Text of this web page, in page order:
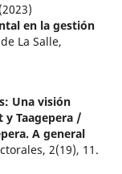
en la gestión
La Salle,
Una visión
y Taagepera /
A general
2(19), 11.